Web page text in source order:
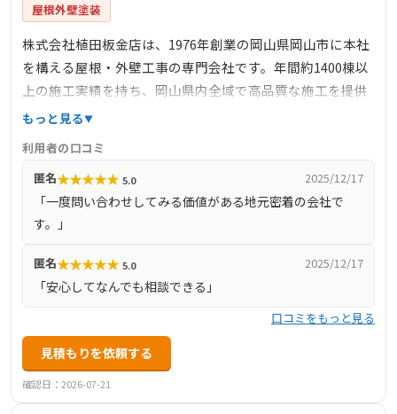
屋根外壁塗装
株式会社植田板金店は、1976年創業の岡山県岡山市に本社
を構える屋根・外壁工事の専門会社です。年間約1400棟以
上の施工実績を持ち、岡山県内全域で高品質な施工を提供
しています。屋根の葺き替えや雨漏り修理、外壁塗装、遮
信頼施工をモットーとしています。無料診断を実施してお
り、適正価格での提案を心がけています。
もっと見る
利用者の口コミ
匿名★★★★★ 5.0 2025/12/17
「一度問い合わせしてみる価値がある地元密着の会社で
す。」
匿名★★★★★ 5.0 2025/12/17
「安心してなんでも相談できる」
口コミをもっと見る
見積もりを依頼する
確認日：2026-07-21